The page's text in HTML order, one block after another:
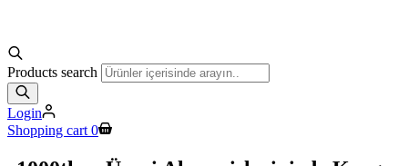
Products search
Login
Shopping cart 0